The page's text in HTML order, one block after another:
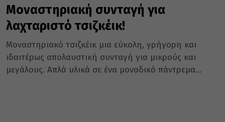
Μοναστηριακή συνταγή για
λαχταριστό τσιζκέικ!
Μοναστηριακό τσιζκέικ μια εύκολη, γρήγορη και
ιδαιτέρως απολαυστική συνταγή για μικρούς και
μεγάλους. Απλά υλικά σε ένα μοναδικό πάντρεμα...